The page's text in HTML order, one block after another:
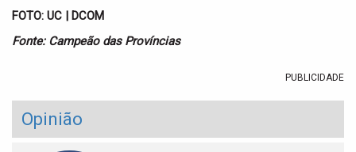
FOTO: UC | DCOM
Fonte: Campeão das Províncias
PUBLICIDADE
Opinião